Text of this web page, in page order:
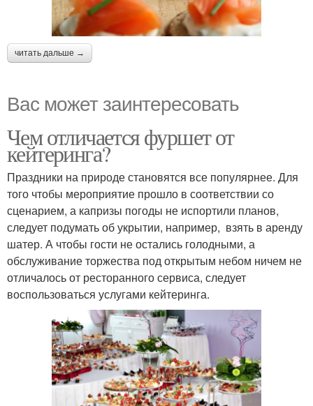
читать дальше →
Вас может заинтересовать
Чем отличается фуршет от
кейтеринга?
Праздники на природе становятся все популярнее. Для
того чтобы мероприятие прошло в соответствии со
сценарием, а капризы погоды не испортили планов,
следует подумать об укрытии, например, взять в аренду
шатер. А чтобы гости не остались голодными, а
обслуживание торжества под открытым небом ничем не
отличалось от ресторанного сервиса, следует
воспользоваться услугами кейтеринга.